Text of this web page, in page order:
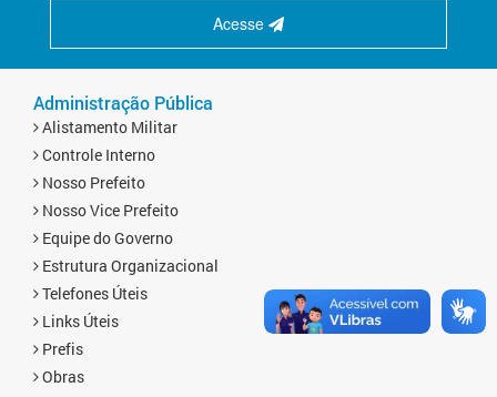
Acesse
Administração Pública
Alistamento Militar
Controle Interno
Nosso Prefeito
Nosso Vice Prefeito
Equipe do Governo
Estrutura Organizacional
Telefones Úteis
Links Úteis
Prefis
Obras